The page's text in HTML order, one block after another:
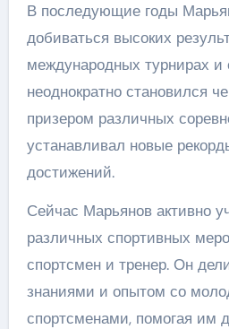
В последующие годы
добиваться высоких
международных турнирах и
неоднократно становился
призером различных
устанавливал новые
достижений.
Сейчас Марьянов активно
различных спортивных
спортсмен и тренер. Он
знаниями и опытом со
спортсменами, помогая им